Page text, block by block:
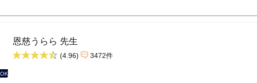
恩慈うらら 先生
(4.96) 3472件